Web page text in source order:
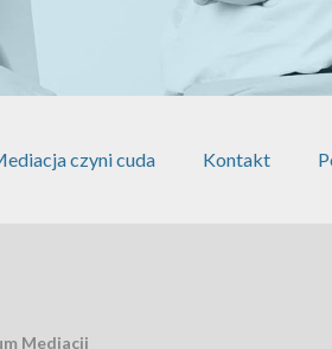
czyni cuda Kontakt
Mediacji